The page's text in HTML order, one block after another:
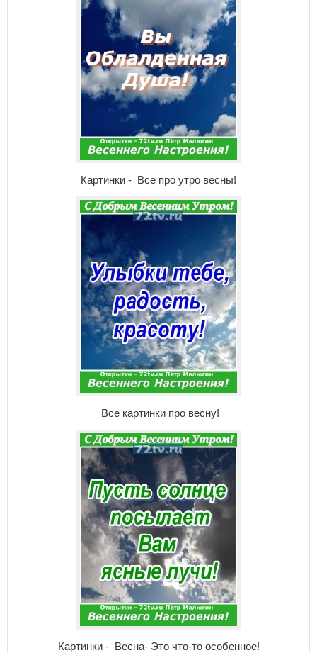
Картинки - Все про утро весны!
Все картинки про весну!
Картинки - Весна- Это что-то особенное!